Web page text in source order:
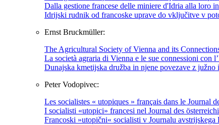
Dalla gestione francese delle miniere d'Idria alla loro
Idrijski rudnik od francoske uprave do vključitve v
Ernst Bruckmüller:
The Agricultural Society of Vienna and its
La società agraria di Vienna e le sue connessioni con
Dunajska kmetijska družba in njene povezave z
Peter Vodopivec:
Les socialistes « utopiques » français dans le Journal
I socialisti «utopici» francesi nel Journal des
Francoski »utopični« socialisti v Journalu